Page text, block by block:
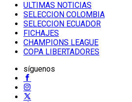
ULTIMAS NOTICIAS
SELECCION COLOMBIA
SELECCION ECUADOR
FICHAJES
CHAMPIONS LEAGUE
COPA LIBERTADORES
síguenos